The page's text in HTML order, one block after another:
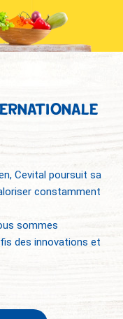
Cevital poursuit sa
constamment
sommes
des innovations et